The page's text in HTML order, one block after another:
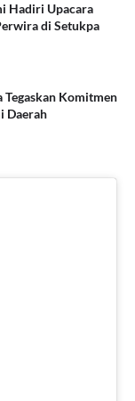
Hadiri Upacara
di Setukpa
Tegaskan Komitmen
Daerah